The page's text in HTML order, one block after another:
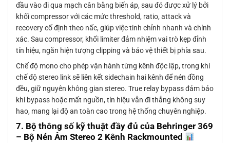
đầu vào đi qua mạch cân bằng biến áp, sau đó được xử lý bởi
khối compressor với các mức threshold, ratio, attack và
recovery cố định theo nấc, giúp việc tinh chỉnh nhanh và chính
xác. Sau compressor, khối limiter đảm nhiệm vai trò kẹp đỉnh
tín hiệu, ngăn hiện tượng clipping và bảo vệ thiết bị phía sau.
Chế độ mono cho phép vận hành từng kênh độc lập, trong khi
chế độ stereo link sẽ liên kết sidechain hai kênh để nén đồng
đều, giữ nguyên không gian stereo. True relay bypass đảm bảo
khi bypass hoặc mất nguồn, tín hiệu vẫn đi thẳng không suy
hao, mang lại độ an toàn cao trong hệ thống chuyên nghiệp.
7. Bộ thông số kỹ thuật đầy đủ của Behringer 369
– Bộ Nén Âm Stereo 2 Kênh Rackmounted